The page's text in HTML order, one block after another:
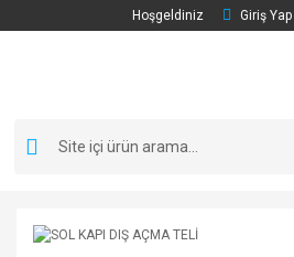
Hoşgeldiniz Giriş Yap